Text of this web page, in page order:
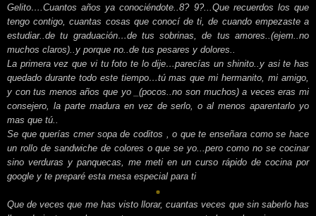
Gelito….Cuantos años ya conociéndote..8? 9?...Que recuerdos los que
tengo contigo, cuantas cosas que conocí de ti, de cuando empezaste a
estudiar..de tu graduación…de tus sobrinas, de tus amores..(ejem..no
muchos claros)..y porque no..de tus pesares y dolores..
La primera vez que vi tu foto te lo dije…parecías un shinito..y asi te has
quedado durante todo este tiempo…tú mas que mi hermanito, mi amigo,
y con tus menos años que yo _(pocos..no son muchos) a veces eras mi
consejero, la parte madura en vez de serlo, o al menos aparentarlo yo
mas que tú..
Se que querías cmer sopa de coditos , o que te enseñara como se hace
un rollo de sandwiche de colores o que se yo...pero como no se cocinar
sino verduras y panquecas, me meti en un curso rápido de cocina por
google y te preparé esta mesa especial para ti
Que de veces que me has visto llorar, cuantas veces que sin saberlo has